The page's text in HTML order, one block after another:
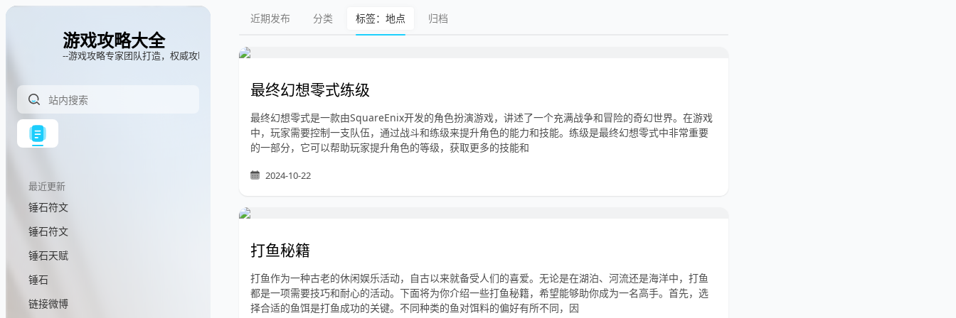
游戏攻略大全
--游戏攻略专家团队打造，权威攻略指南
最近更新
锤石符文
锤石符文
锤石天赋
锤石
链接微博
近期发布 分类 标签：地点 归档
最终幻想零式练级
最终幻想零式是一款由SquareEnix开发的角色扮演游戏，讲述了一个充满战争和冒险的奇幻世界。在游戏
中，玩家需要控制一支队伍，通过战斗和练级来提升角色的能力和技能。练级是最终幻想零式中非常重要
的一部分，它可以帮助玩家提升角色的等级，获取更多的技能和
2024-10-22
打鱼秘籍
打鱼作为一种古老的休闲娱乐活动，自古以来就备受人们的喜爱。无论是在湖泊、河流还是海洋中，打鱼
都是一项需要技巧和耐心的活动。下面将为你介绍一些打鱼秘籍，希望能够助你成为一名高手。首先，选
择合适的鱼饵是打鱼成功的关键。不同种类的鱼对饵料的偏好有所不同，因